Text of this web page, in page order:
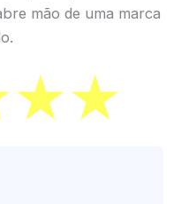
mão de uma marca